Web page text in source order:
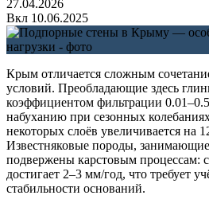
27.04.2026
Вкл 10.06.2025
Крым отличается сложным
условий. Преобладающие здесь
коэффициентом фильтрации
набуханию при сезонных
некоторых слоёв увеличивается на
Известняковые породы,
подвержены карстовым процессам:
достигает 2–3 мм/год, что требует
стабильности оснований.